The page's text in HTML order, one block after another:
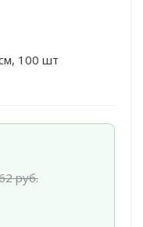
100 шт
руб.